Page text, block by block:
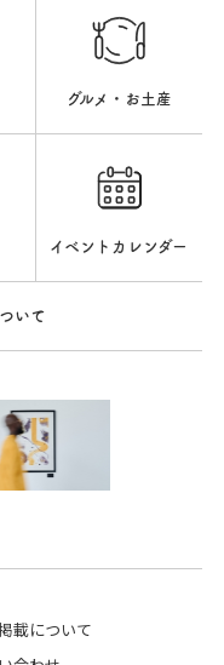
グルメ・お土産
イベントカレンダー
いて
載について